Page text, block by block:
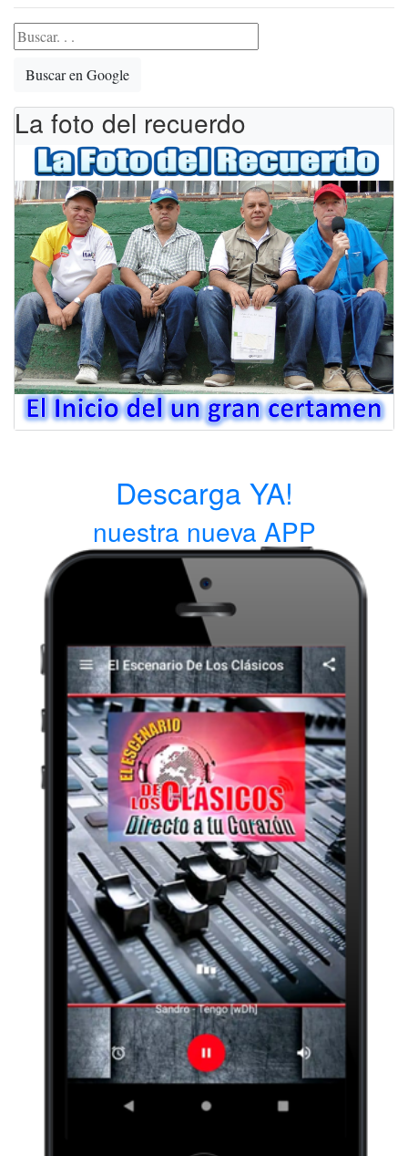
Buscar en Google
La foto del recuerdo
Descarga YA!
nuestra nueva APP